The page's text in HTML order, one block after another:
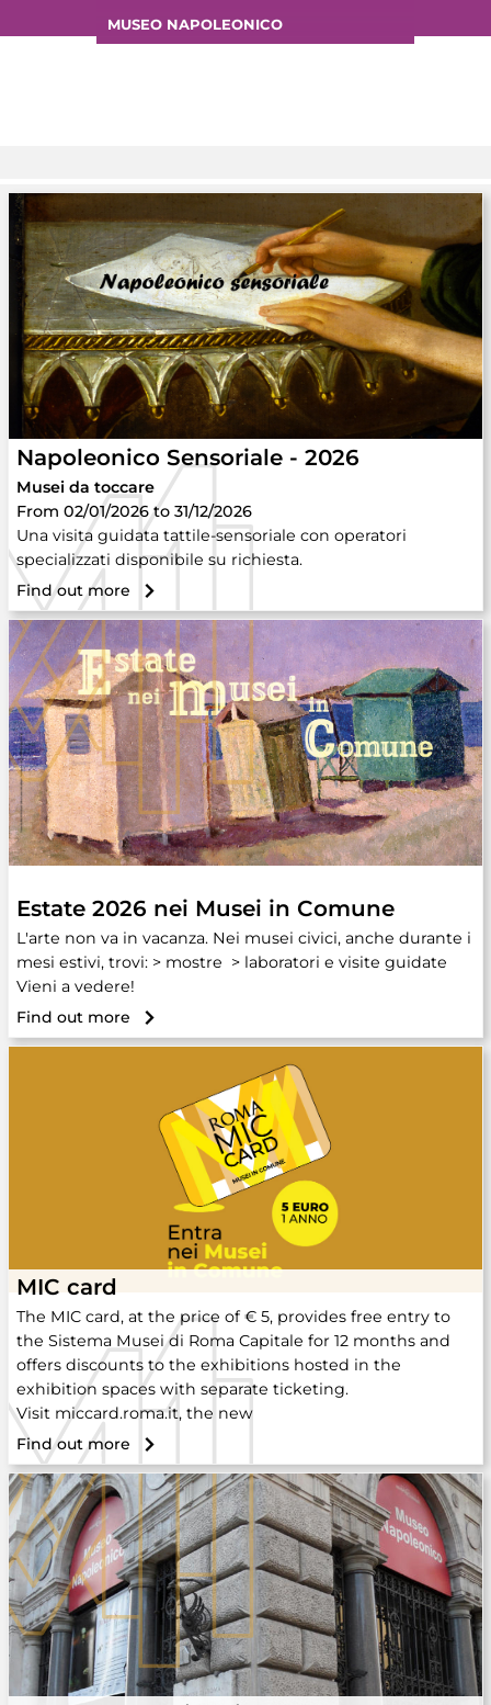
MUSEO NAPOLEONICO
Napoleonico Sensoriale - 2026
Musei da toccare
From 02/01/2026 to 31/12/2026
Una visita guidata tattile-sensoriale con operatori
specializzati disponibile su richiesta.
Find out more
Estate 2026 nei Musei in Comune
L'arte non va in vacanza. Nei musei civici, anche durante i
mesi estivi, trovi: > mostre > laboratori e visite guidate
Vieni a vedere!
Find out more
MIC card
The MIC card, at the price of € 5, provides free entry to
the Sistema Musei di Roma Capitale for 12 months and
offers discounts to the exhibitions hosted in the
exhibition spaces with separate ticketing.
Visit miccard.roma.it, the new
Find out more